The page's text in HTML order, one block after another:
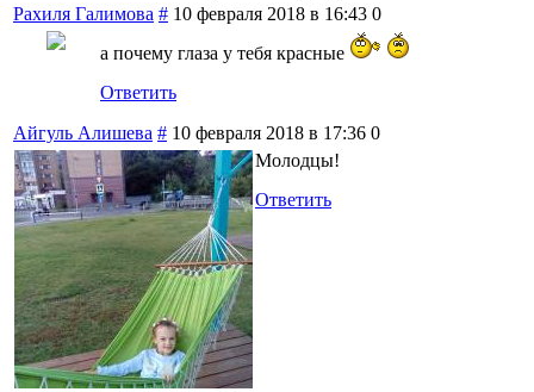
Рахиля Галимова # 10 февраля 2018 в 16:43 0
а почему глаза у тебя красные
Ответить
Айгуль Алишева # 10 февраля 2018 в 17:36 0
Молодцы!
Ответить